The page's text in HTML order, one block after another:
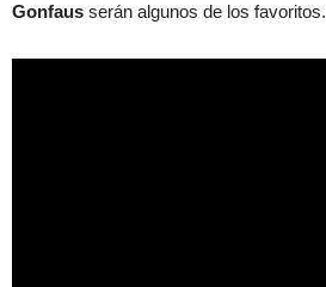
Gonfaus serán algunos de los favoritos.